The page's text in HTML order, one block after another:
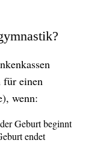
für einen
wenn:
Geburt beginnt
endet